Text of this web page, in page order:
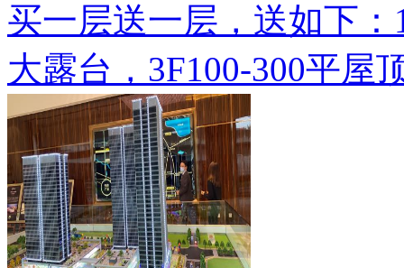
买一层送一层，送如下
大露台，3F100-300平屋